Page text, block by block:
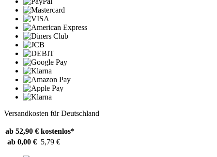
Versandkosten für Deutschland
ab 52,90 € kostenlos*
ab 0,00 € 5,79 €